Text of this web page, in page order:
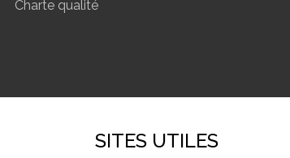
Charte qualité
SITES UTILES